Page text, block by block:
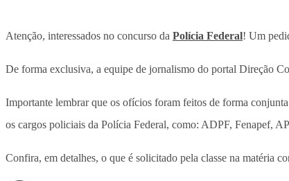
Atenção, interessados no concurso da Polícia Federal! Um
De forma exclusiva, a equipe de jornalismo do portal Direção
Importante lembrar que os ofícios foram feitos de forma
os cargos policiais da Polícia Federal, como: ADPF, Fenapef,
Confira, em detalhes, o que é solicitado pela classe na matéria